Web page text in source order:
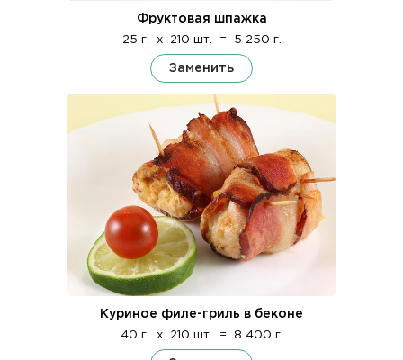
Фруктовая шпажка
25 г. x 210 шт. = 5 250 г.
Заменить
Куриное филе-гриль в беконе
40 г. x 210 шт. = 8 400 г.